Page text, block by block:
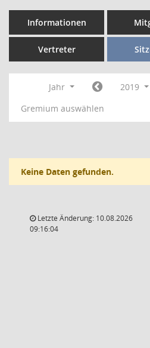
Informationen
Vertreter
Jahr
2019
Gremium auswählen
Keine Daten gefunden.
Letzte Änderung: 10.08.2026
09:16:04